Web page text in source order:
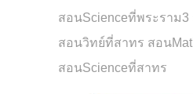
สอนScienceที่พระราม
สอนวิทย์ที่สาทร สอน
สอนScienceที่สาทร